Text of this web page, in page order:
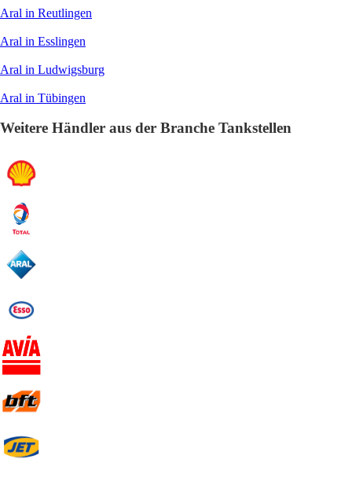
Aral in Reutlingen
Aral in Esslingen
Aral in Ludwigsburg
Aral in Tübingen
Weitere Händler aus der Branche Tankstellen